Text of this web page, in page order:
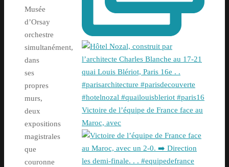
Musée
d’Orsay
orchestre
simultanément,
dans
ses
propres
murs,
deux
expositions
magistrales
que
couronne
Victoire de l’équipe de France face au
Maroc, avec